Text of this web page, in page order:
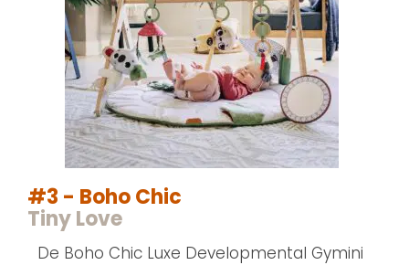
#3 - Boho Chic
Tiny Love
De Boho Chic Luxe Developmental Gymini